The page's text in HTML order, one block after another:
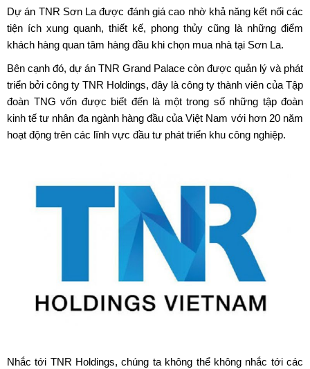
Dự án TNR Sơn La được đánh giá cao nhờ khả năng kết nối các
tiện ích xung quanh, thiết kế, phong thủy cũng là những điểm
khách hàng quan tâm hàng đầu khi chọn mua nhà tại Sơn La.
Bên cạnh đó, dự án TNR Grand Palace còn được quản lý và phát
triển bởi công ty TNR Holdings, đây là công ty thành viên của Tập
đoàn TNG vốn được biết đến là một trong số những tập đoàn
kinh tế tư nhân đa ngành hàng đầu của Việt Nam với hơn 20 năm
hoạt động trên các lĩnh vực đầu tư phát triển khu công nghiệp.
Nhắc tới TNR Holdings, chúng ta không thể không nhắc tới các